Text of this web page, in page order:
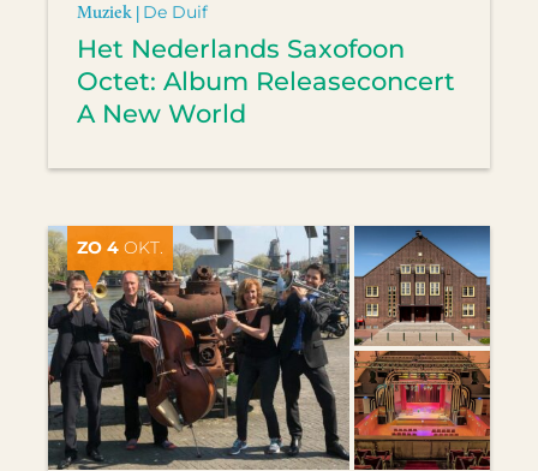
Muziek | De Duif
Het Nederlands Saxofoon
Octet: Album Releaseconcert
A New World
ZO 4 OKT.